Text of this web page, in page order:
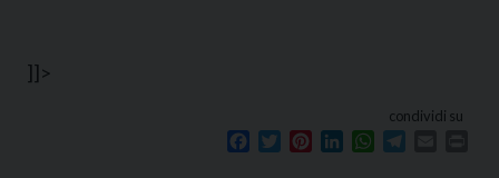
]]>
condividi su
Facebook
TwitterPinterestLinkedInWhatsApp